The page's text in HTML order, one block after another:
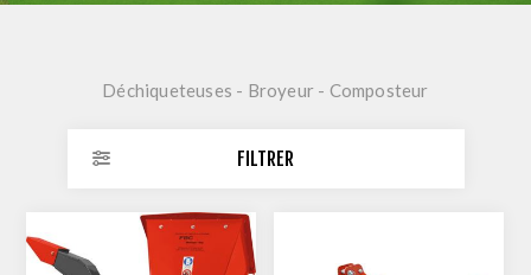
Déchiqueteuses - Broyeur - Composteur
FILTRER